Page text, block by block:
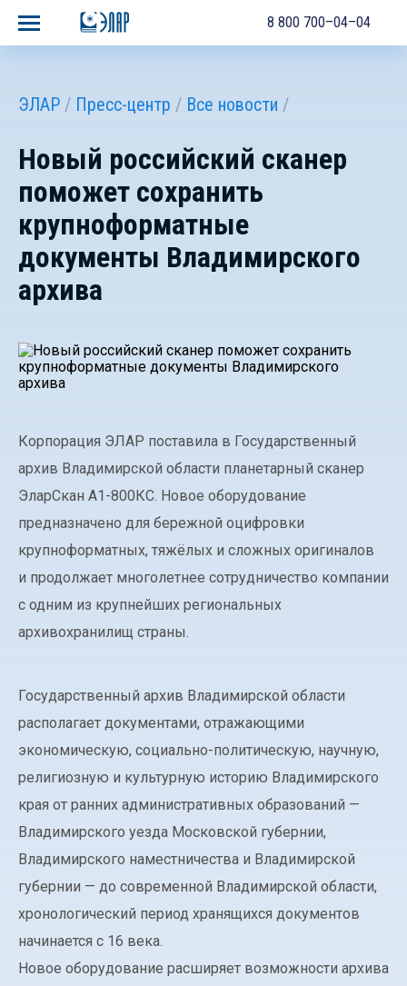
8 800 700–04–04
ЭЛАР Пресс-центр Все новости
Новый российский сканер
поможет сохранить
крупноформатные
документы Владимирского
архива
Корпорация ЭЛАР поставила в Государственный
архив Владимирской области планетарный сканер
ЭларСкан А1-800КС. Новое оборудование
предназначено для бережной оцифровки
крупноформатных, тяжёлых и сложных оригиналов
и продолжает многолетнее сотрудничество компании
с одним из крупнейших региональных
архивохранилищ страны.
Государственный архив Владимирской области
располагает документами, отражающими
экономическую, социально-политическую, научную,
религиозную и культурную историю Владимирского
края от ранних административных образований —
Владимирского уезда Московской губернии,
Владимирского наместничества и Владимирской
губернии — до современной Владимирской области,
хронологический период хранящихся документов
начинается с 16 века.
Новое оборудование расширяет возможности архива